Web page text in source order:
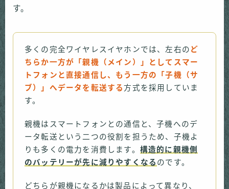
す。
多くの完全ワイヤレスイヤホンでは、左右の ど
ちらか一方が「親機（メイン）」としてスマー
トフォンと直接通信し、もう一方の「子機（サ
ブ）」へデータを転送する方式を採用していま
す。
親機はスマートフォンとの通信と、子機へのデ
ータ転送という二つの役割を担うため、子機よ
りも多くの電力を消費します。 構造的に親機側
のバッテリーが先に減りやすくなる のです。
どちらが親機になるかは製品によって異なり、